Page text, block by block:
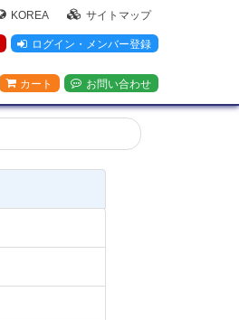
KOREA サイトマップ
ログイン・メンバー登録
カート お問い合わせ